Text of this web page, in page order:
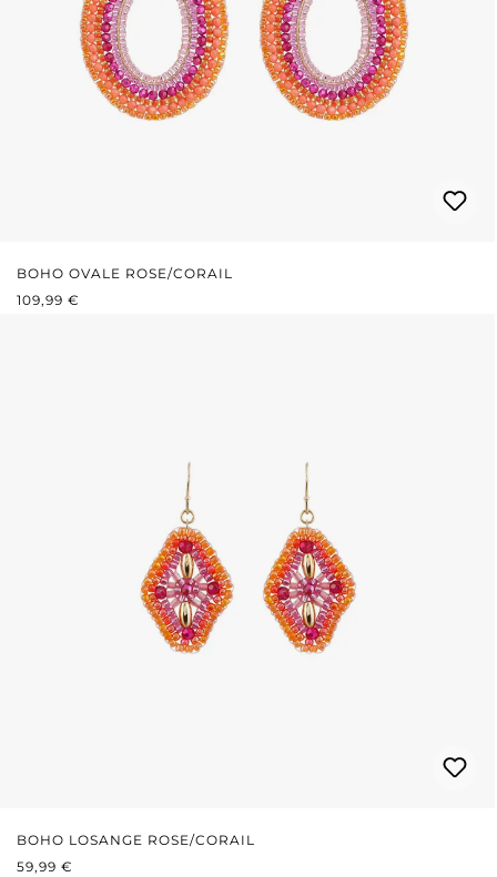
BOHO OVALE ROSE/CORAIL
PRIX RÉGULIER :
109,99 €
BOHO LOSANGE ROSE/CORAIL
PRIX RÉGULIER :
59,99 €